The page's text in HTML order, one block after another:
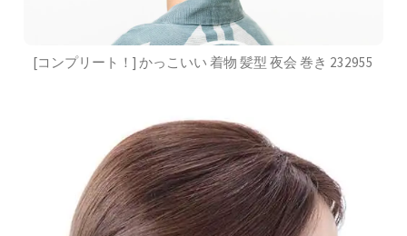
[コンプリート！] かっこいい 着物 髪型 夜会 巻き 232955